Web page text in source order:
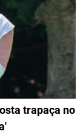
trapaça no